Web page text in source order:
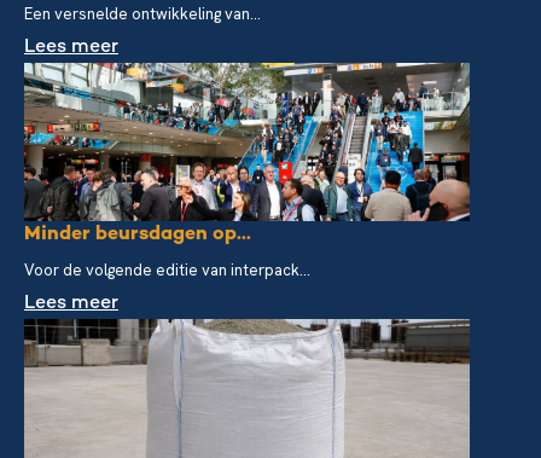
Een versnelde ontwikkeling van...
Lees meer
Minder beursdagen op...
Voor de volgende editie van interpack...
Lees meer